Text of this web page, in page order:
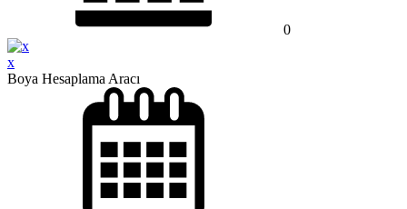
0
x
Boya Hesaplama Aracı